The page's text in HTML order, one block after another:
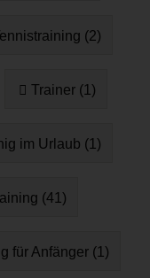
(2)
Trainer (1)
im Urlaub (1)
(41)
für Anfänger (1)